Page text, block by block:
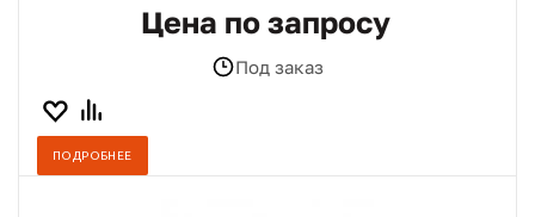
Цена по запросу
Под заказ
ПОДРОБНЕЕ